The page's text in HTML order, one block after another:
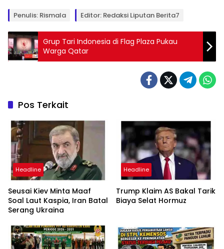
Penulis: Rismala Editor: Redaksi Liputan Berita7
Grup Tari Indonesia di Flag Plaza Pukau
Warga Qatar
Pos Terkait
Headline
Seusai Kiev Minta Maaf
Soal Laut Kaspia, Iran Batal
Serang Ukraina
Headline
Trump Klaim AS Bakal Tarik
Biaya Selat Hormuz